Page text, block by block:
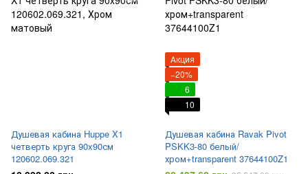
Душевая кабина Huppe X1
четверть круга 90x90см
120602.069.321
Акция
−20%
6
10
Душевая кабина Ravak Pivot
PSKK3-80 белый/
хром+transparent 37644100Z1